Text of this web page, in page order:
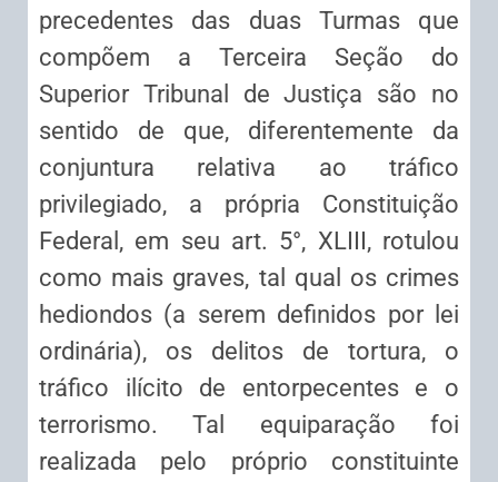
precedentes das duas Turmas que
compõem a Terceira Seção do
Superior Tribunal de Justiça são no
sentido de que, diferentemente da
conjuntura relativa ao tráfico
privilegiado, a própria Constituição
Federal, em seu art. 5°, XLIII, rotulou
como mais graves, tal qual os crimes
hediondos (a serem definidos por lei
ordinária), os delitos de tortura, o
tráfico ilícito de entorpecentes e o
terrorismo. Tal equiparação foi
realizada pelo próprio constituinte